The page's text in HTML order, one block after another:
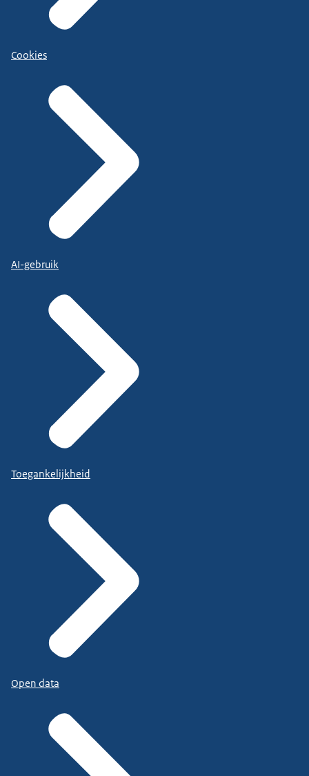
Cookies
AI-gebruik
Toegankelijkheid
Open data